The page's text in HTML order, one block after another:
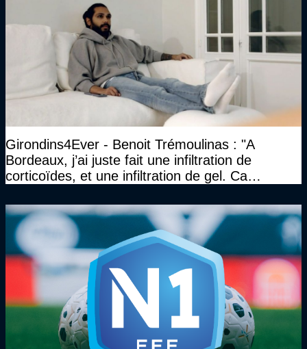
Girondins4Ever - Benoit Trémoulinas : "A
Bordeaux, j’ai juste fait une infiltration de
corticoïdes, et une infiltration de gel. Ca